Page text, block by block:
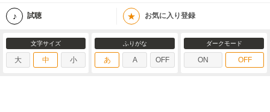
試聴 ★ お気に入り登録
文字サイズ
大 中 小
ふりがな
あ A OFF
ダークモード
ON OFF